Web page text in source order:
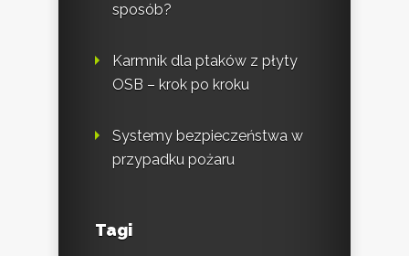
sposób?
Karmnik dla ptaków z płyty
OSB – krok po kroku
Systemy bezpieczeństwa w
przypadku pożaru
Tagi